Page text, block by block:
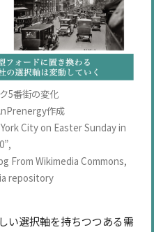
5番街の変化
作成
City on Easter Sunday in
From Wikimedia Commons,
repository
い選択軸を持ちつつある需